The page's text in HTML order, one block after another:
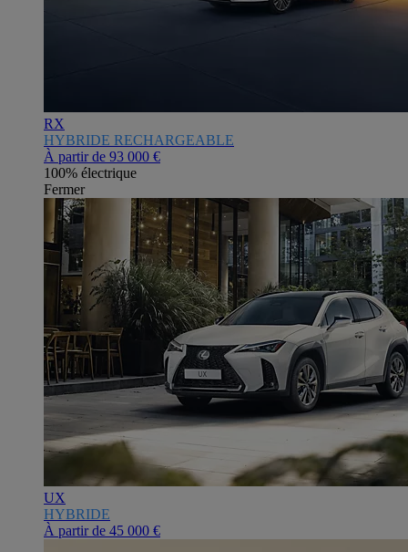
RX
HYBRIDE RECHARGEABLE
À partir de 93 000 €
100% électrique
Fermer
UX
HYBRIDE
À partir de 45 000 €